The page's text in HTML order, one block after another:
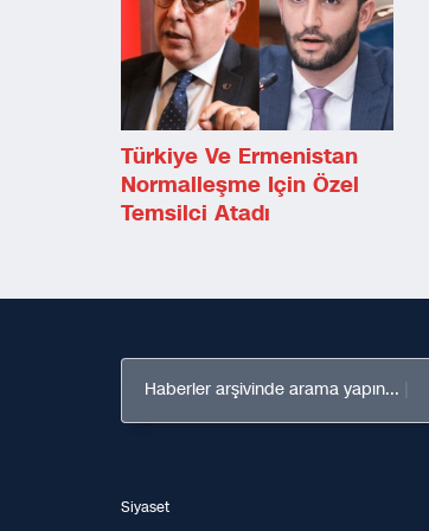
Türkiye Ve Ermenistan
Normalleşme Için Özel
Temsilci Atadı
Haberler arşivinde arama yapın...
Siyaset